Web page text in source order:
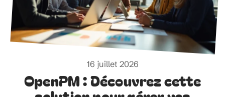
16 juillet 2026
OpenPM : Découvrez cette